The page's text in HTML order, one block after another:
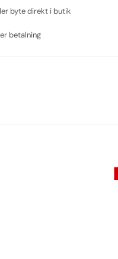
byte direkt i butik
betalning